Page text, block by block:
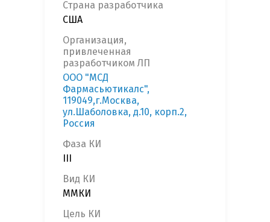
Страна разработчика
США
Организация,
привлеченная
разработчиком ЛП
ООО "МСД
Фармасьютикалс",
119049,г.Москва,
ул.Шаболовка, д.10, корп.2,
Россия
Фаза КИ
Вид КИ
ММКИ
Цель КИ